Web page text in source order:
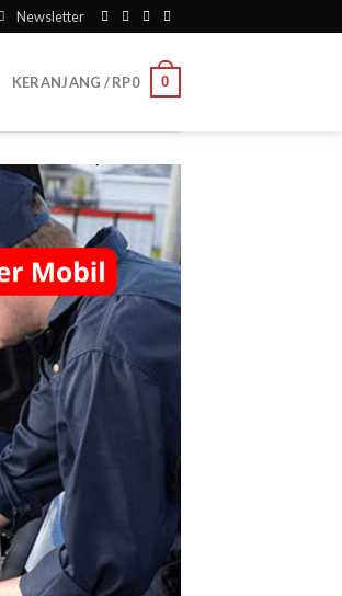
Newsletter
KERANJANG /RP0 0